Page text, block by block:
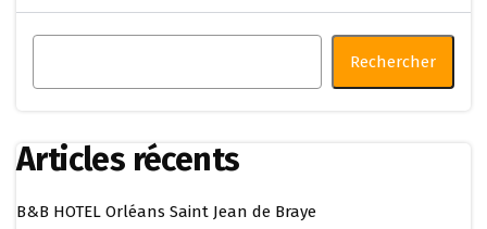
Rechercher
Articles récents
B&B HOTEL Orléans Saint Jean de Braye